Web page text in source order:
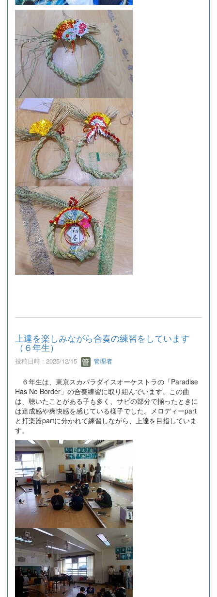
上達を楽しみながら合奏の練習をしています
（６年生）
投稿日時 : 2025/12/15 管理者
６年生は、東京スカパラダイスオーケストラの「Paradise
Has No Border」の合奏練習に取り組んでいます。この曲
は、聴いたことがある子も多く、サビの部分で揃ったときに
は達成感や爽快感を感じている様子でした。メロディーpart
と打楽器partに分かれて練習しながら、上達を目指していま
す。